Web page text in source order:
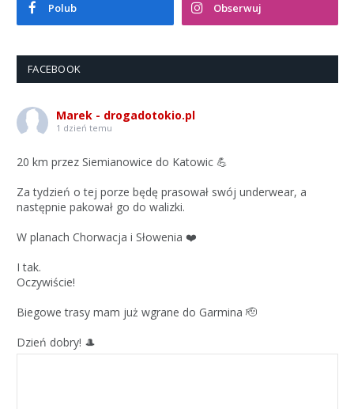
Polub Obserwuj
FACEBOOK
Marek - drogadotokio.pl
1 dzień temu
20 km przez Siemianowice do Katowic 💪
Za tydzień o tej porze będę prasował swój underwear, a
następnie pakował go do walizki.
W planach Chorwacja i Słowenia ❤️
I tak.
Oczywiście!
Biegowe trasy mam już wgrane do Garmina 🫡
Dzień dobry! 🎩